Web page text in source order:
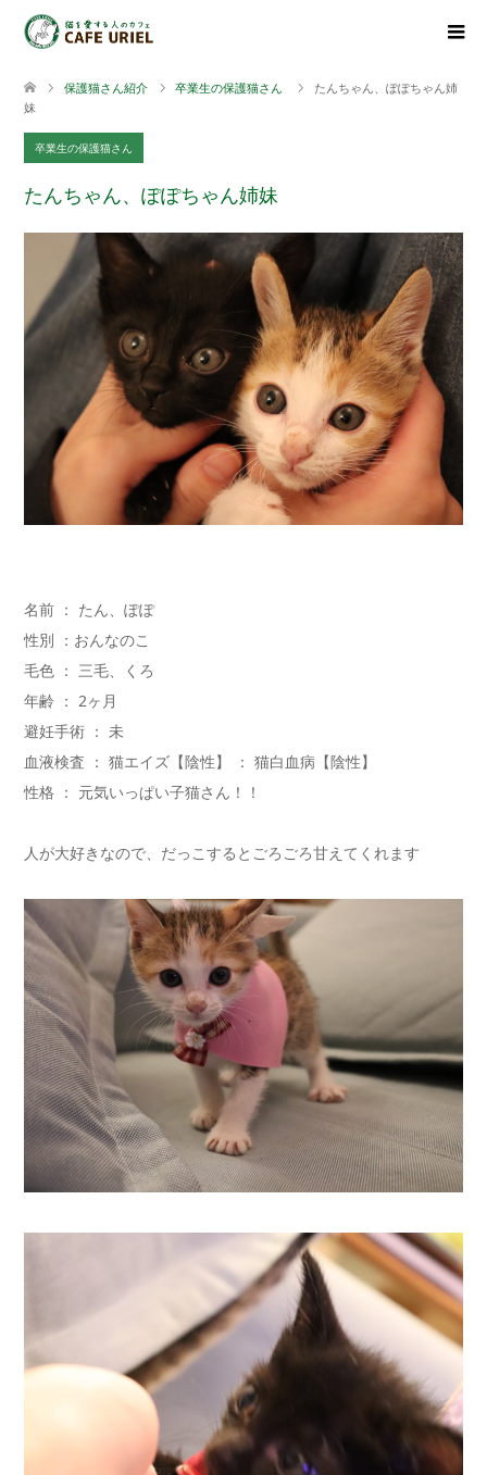
保護猫さん紹介 卒業生の保護猫さん
たんちゃん、ぽぽちゃん姉
妹
卒業生の保護猫さん
たんちゃん、ぽぽちゃん姉妹
名前 ： たん、ぽぽ
性別 ：おんなのこ
毛色 ： 三毛、くろ
年齢 ： 2ヶ月
避妊手術 ： 未
血液検査 ： 猫エイズ【陰性】 ： 猫白血病【陰性】
性格 ： 元気いっぱい子猫さん！！
人が大好きなので、だっこするとごろごろ甘えてくれます